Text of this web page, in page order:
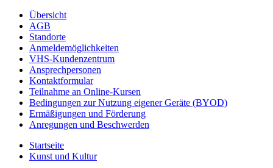
Übersicht
AGB
Standorte
Anmeldemöglichkeiten
VHS-Kundenzentrum
Ansprechpersonen
Kontaktformular
Teilnahme an Online-Kursen
Bedingungen zur Nutzung eigener Geräte (BYOD)
Ermäßigungen und Förderung
Anregungen und Beschwerden
Startseite
Kunst und Kultur